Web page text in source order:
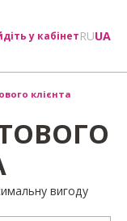
у кабінетRUUA
клієнта
вигоду